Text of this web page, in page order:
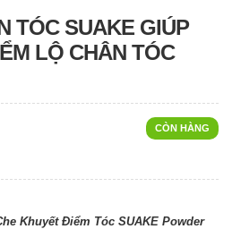
TÓC SUAKE GIÚP
LỘ CHÂN TÓC
CÒN HÀNG
Khuyết Điểm Tóc SUAKE Powder